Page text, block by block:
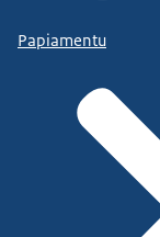
Papiamentu